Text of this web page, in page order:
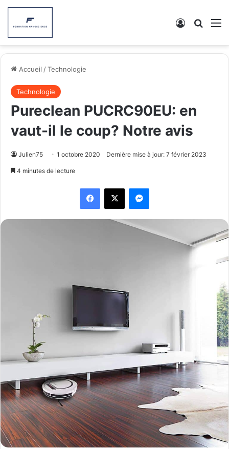
Connexion
Accueil /Technologie
Technologie
Pureclean PUCRC90EU: en
vaut-il le coup? Notre avis
Julien75 1 octobre 2020 Dernière mise à jour: 7 février 2023
4 minutes de lecture
Facebook
X Messenger